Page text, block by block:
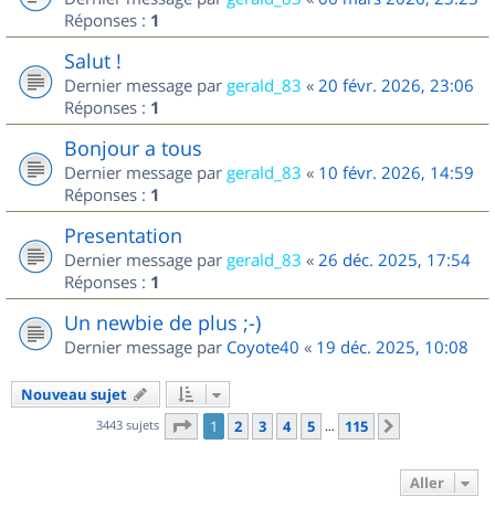
Réponses : 1
Salut !
Dernier message par gerald_83 « 20 févr. 2026, 23:06
Réponses : 1
Bonjour a tous
Dernier message par gerald_83 « 10 févr. 2026, 14:59
Réponses : 1
Presentation
Dernier message par gerald_83 « 26 déc. 2025, 17:54
Réponses : 1
Un newbie de plus ;-)
Dernier message par Coyote40 « 19 déc. 2025, 10:08
Nouveau sujet
3443 sujets Page 1sur 115
1 2 3 4 5 … 115
Aller